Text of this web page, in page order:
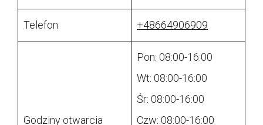
Telefon +48664906909
Godziny otwarcia
Pon: 08:00-16:00
Wt: 08:00-16:00
Śr: 08:00-16:00
Czw: 08:00-16:00